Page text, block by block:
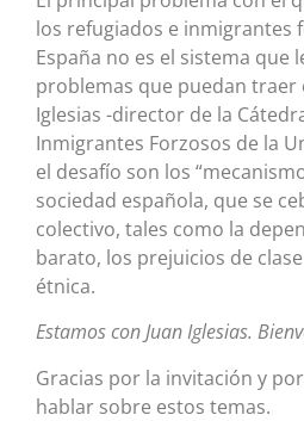
los refugiados e inmigrantes
España no es el sistema que
problemas que puedan traer
Iglesias -director de la
Inmigrantes Forzosos de la
el desafío son los
sociedad española, que se
colectivo, tales como la
barato, los prejuicios de
étnica.
Estamos con Juan Iglesias.
Gracias por la invitación y
hablar sobre estos temas.